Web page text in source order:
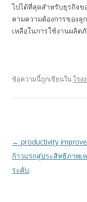
ไปได้ที่สุดสำหรับธุรกิจข
ตามความต้องการของ
เหลือในการใช้งานผลิต
ข้อความนี้ถูกเขียนในโรง
เมนู
นำทาง
เรื่อง
← productivity
ก้าวแรกสู่ประสิทธิภาพเ
ระดับ